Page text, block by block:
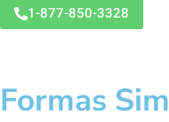
1-877-850-3328
Formas